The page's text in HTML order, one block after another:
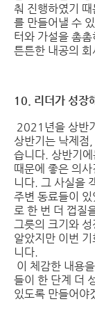
춰 진행하였기
를 만들어낼 수
터와 가설을 촘
튼튼한 내공의
10. 리더가 성장
2021년을 상반
상반기는 낙제점
습니다. 상반기
때문에 좋은 의
니다. 그 사실을
주변 동료들이
로 한 번 더 껍질
그릇의 크기와
알았지만 이번
니다.
이 체감한 내용
들이 한 단계 더
있도록 만들어야